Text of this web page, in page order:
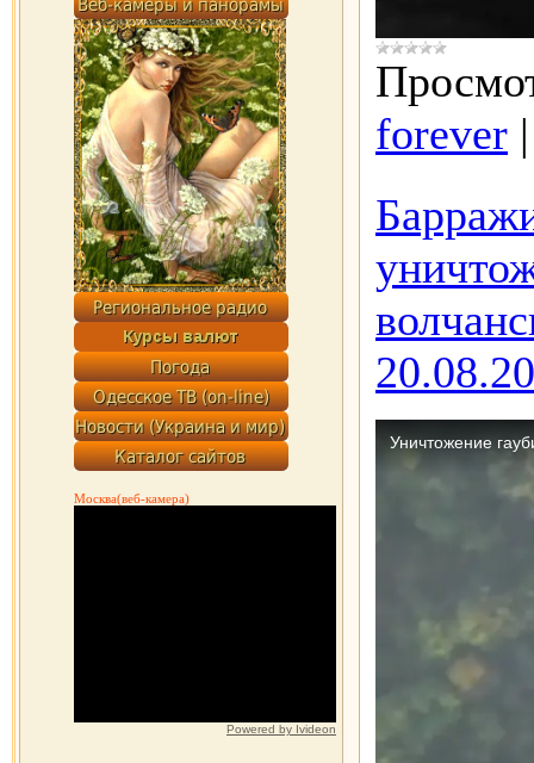
Москва(веб-камера)
Powered by Ivideon
forever